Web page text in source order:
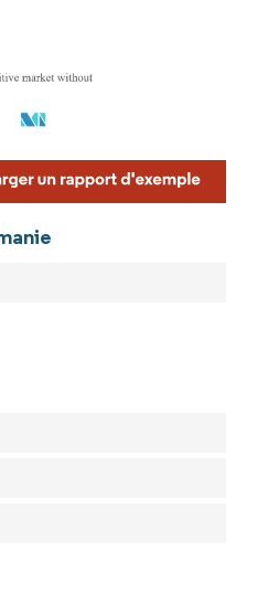
une attribution sous CC BY 4.0.